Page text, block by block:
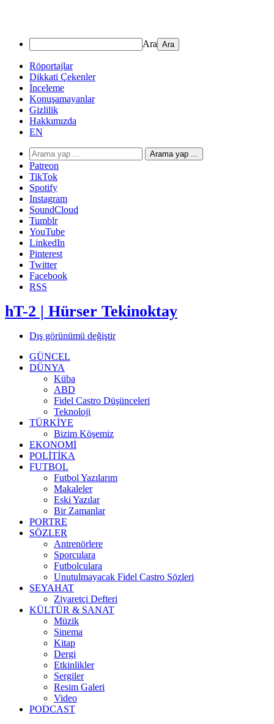
Ara
Röportajlar
Dikkati Çekenler
İnceleme
Konuşamayanlar
Gizlilik
Hakkımızda
EN
Arama yap ...
Patreon
TikTok
Spotify
Instagram
SoundCloud
Tumblr
YouTube
LinkedIn
Pinterest
Twitter
Facebook
RSS
hT-2 | Hürser Tekinoktay
Dış görünümü değiştir
GÜNCEL
DÜNYA
Küba
ABD
Fidel Castro Düşünceleri
Teknoloji
TÜRKİYE
Bizim Köşemiz
EKONOMİ
POLİTİKA
FUTBOL
Futbol Yazılarım
Makaleler
Eski Yazılar
Bir Zamanlar
PORTRE
SÖZLER
Antrenörlere
Sporculara
Futbolculara
Unutulmayacak Fidel Castro Sözleri
SEYAHAT
Ziyaretçi Defteri
KÜLTÜR & SANAT
Müzik
Sinema
Kitap
Dergi
Etkinlikler
Sergiler
Resim Galeri
Video
PODCAST